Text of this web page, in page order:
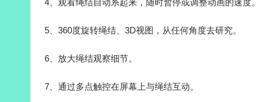
4、观看绳结自动系起来，随时暂停或调整动画的速度。
5、360度旋转绳结、3D视图，从任何角度去研究。
6、放大绳结观察细节。
7、通过多点触控在屏幕上与绳结互动。